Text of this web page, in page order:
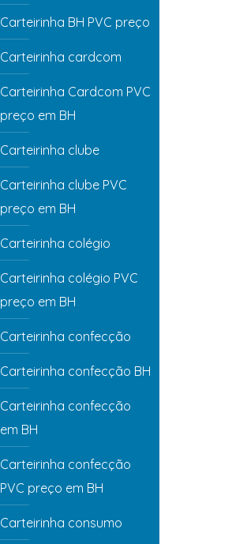
Carteirinha BH PVC preço
Carteirinha cardcom
Carteirinha Cardcom PVC
preço em BH
Carteirinha clube
Carteirinha clube PVC
preço em BH
Carteirinha colégio
Carteirinha colégio PVC
preço em BH
Carteirinha confecção
Carteirinha confecção BH
Carteirinha confecção
em BH
Carteirinha confecção
PVC preço em BH
Carteirinha consumo